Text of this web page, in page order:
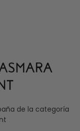
de la categoría